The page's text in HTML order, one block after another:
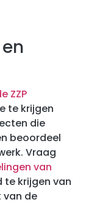
ZZP
te krijgen
die
beoordeel
Vraag
van
te krijgen van
van de